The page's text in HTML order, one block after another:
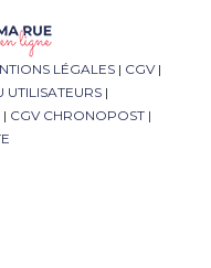
LÉGALES| CGV|
UTILISATEURS |
| CGV CHRONOPOST |